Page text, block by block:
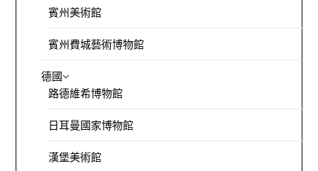
賓州美術館
賓州費城藝術博物館
德國
路德維希博物館
日耳曼國家博物館
漢堡美術館